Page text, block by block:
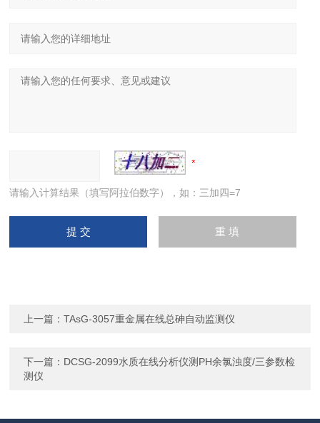
请输入计算结果（填写阿拉伯数字），如：三加四=7
上一篇：TAsG-3057重金属在线总砷自动监测仪
下一篇： DCSG-2099水质在线分析仪测PH余氯浊度/三参数检
测仪